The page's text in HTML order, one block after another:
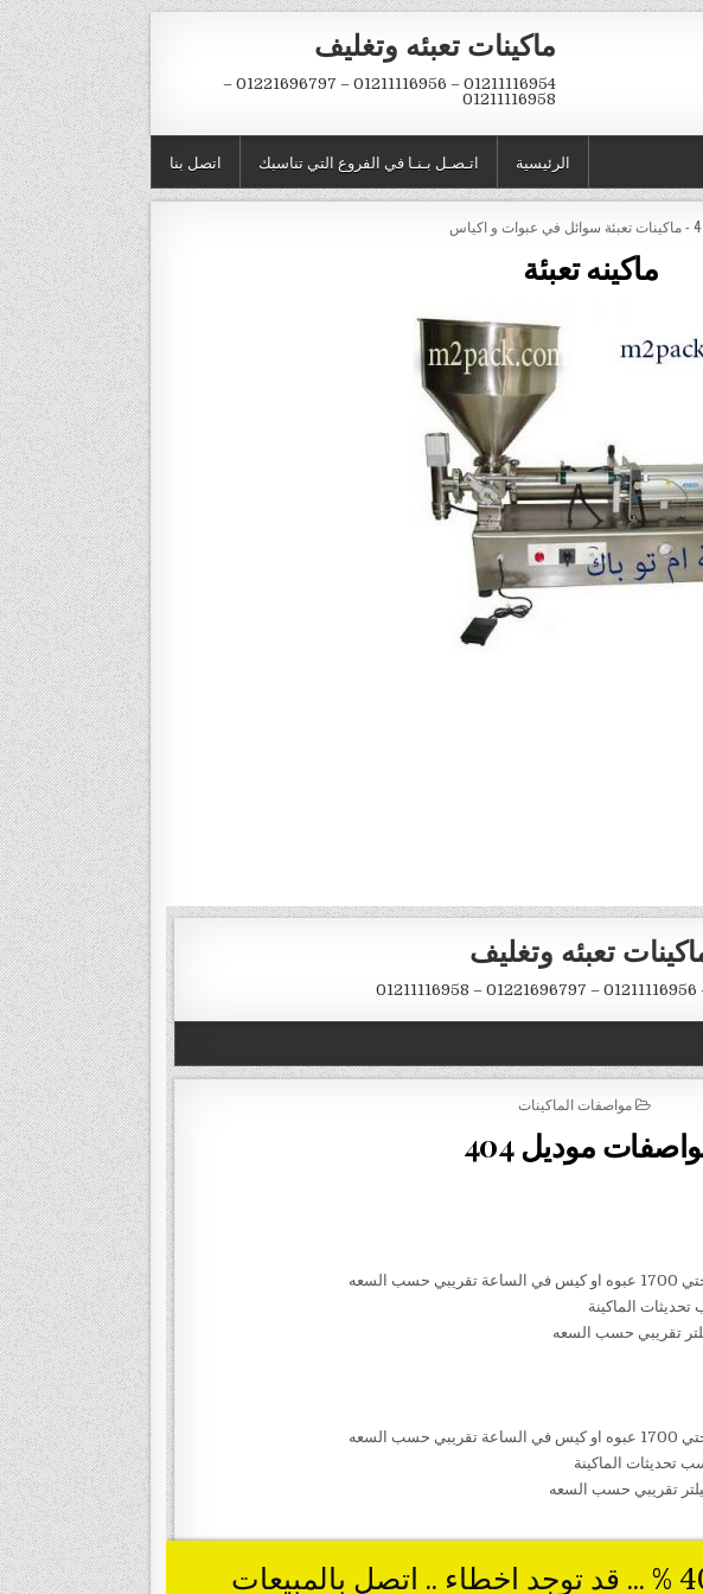
ماكينات تعبئه وتغليف
01211116954 – 01211116956 – 01221696797 –
01211116958
اتصل بنا اتـصـل بـنـا في الفروع التي تناسبك الرئيسية
POSTED IN
4 - ماكينات تعبئة سوائل في عبوات و اكياس
ماكينه تعبئة